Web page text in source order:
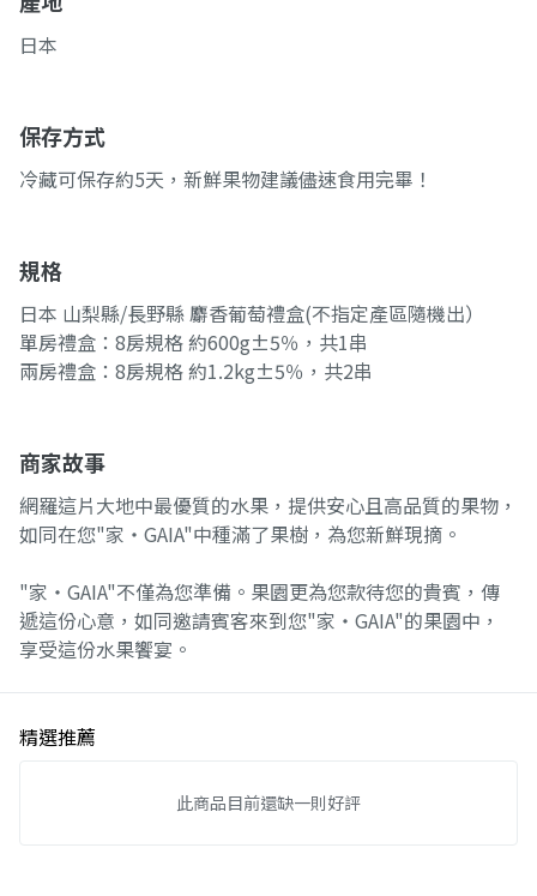
日本
保存方式
冷藏可保存約5天，新鮮果物建議儘速食用完畢！
規格
日本 山梨縣/長野縣 麝香葡萄禮盒(不指定產區隨機出）
單房禮盒：8房規格 約600g±5％，共1串
兩房禮盒：8房規格 約1.2kg±5％，共2串
商家故事
網羅這片大地中最優質的水果，提供安心且高品質的果物，
如同在您"家‧GAIA"中種滿了果樹，為您新鮮現摘。
"家‧GAIA"不僅為您準備。果園更為您款待您的貴賓，傳
遞這份心意，如同邀請賓客來到您"家‧GAIA"的果園中，
享受這份水果饗宴。
精選推薦
此商品目前還缺一則好評